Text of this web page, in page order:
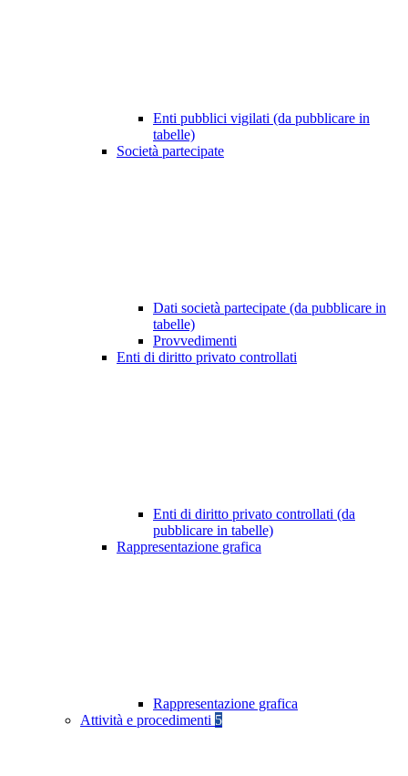
Enti pubblici vigilati (da pubblicare in
tabelle)
Società partecipate
Dati società partecipate (da pubblicare in
tabelle)
Provvedimenti
Enti di diritto privato controllati
Enti di diritto privato controllati (da
pubblicare in tabelle)
Rappresentazione grafica
Rappresentazione grafica
Attività e procedimenti 5